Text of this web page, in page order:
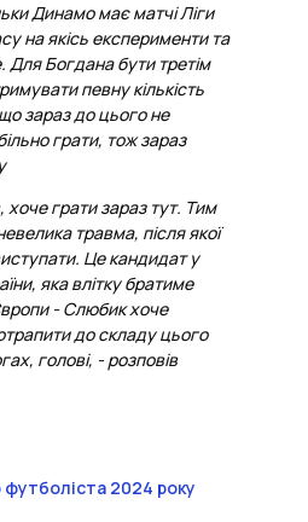
Динамо має матчі Ліги
на якісь експерименти та
Для Богдана бути третім
певну кількість
зараз до цього не
грати, тож зараз
хоче грати зараз тут. Тим
травма, після якої
Це кандидат у
яка влітку братиме
- Слюбик хоче
до складу цього
голові, - розповів
2024 року